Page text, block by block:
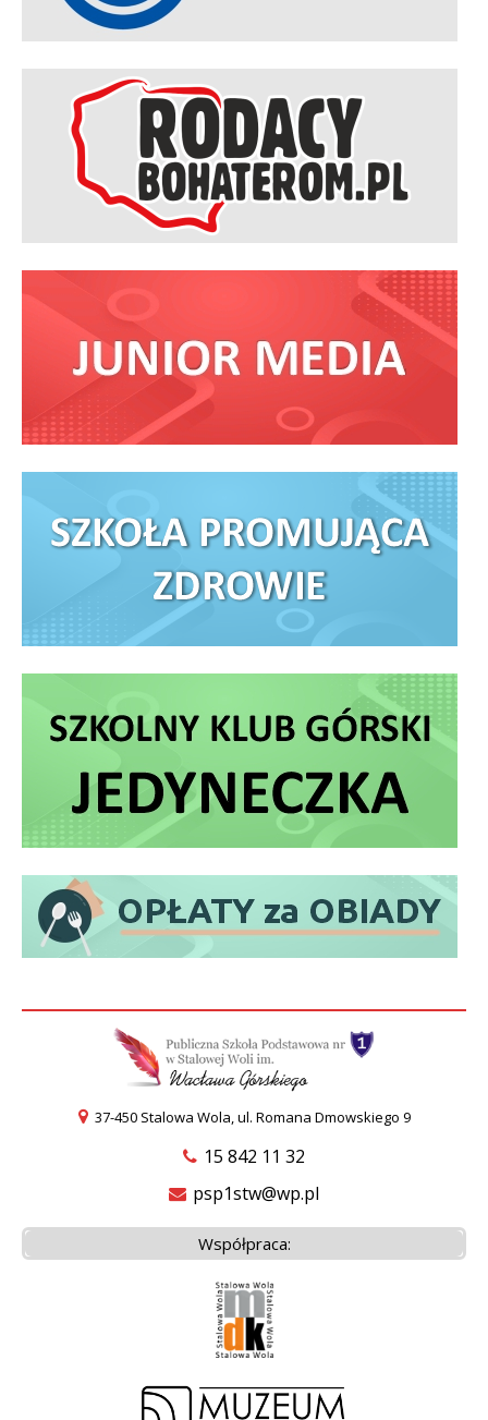
37-450 Stalowa Wola, ul. Romana Dmowskiego 9
15 842 11 32
psp1stw@wp.pl
Współpraca: